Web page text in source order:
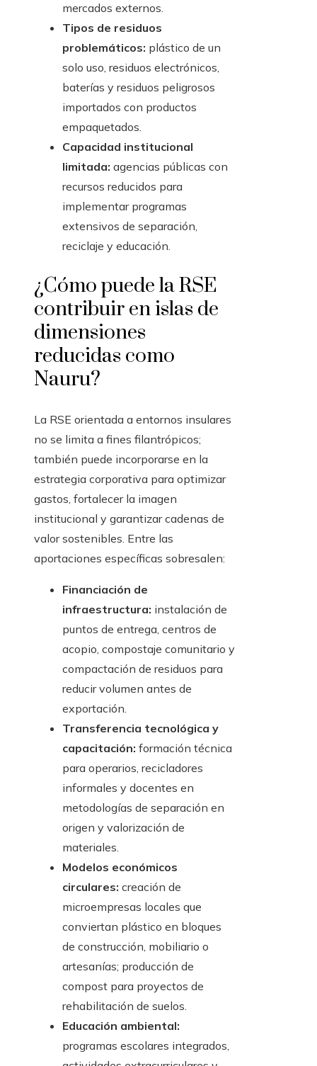
mercados externos.
Tipos de residuos
problemáticos: plástico de un
solo uso, residuos electrónicos,
baterías y residuos peligrosos
importados con productos
empaquetados.
Capacidad institucional
limitada: agencias públicas con
recursos reducidos para
implementar programas
extensivos de separación,
reciclaje y educación.
¿Cómo puede la RSE
contribuir en islas de
dimensiones
reducidas como
Nauru?
La RSE orientada a entornos insulares
no se limita a fines filantrópicos;
también puede incorporarse en la
estrategia corporativa para optimizar
gastos, fortalecer la imagen
institucional y garantizar cadenas de
valor sostenibles. Entre las
aportaciones específicas sobresalen:
Financiación de
infraestructura: instalación de
puntos de entrega, centros de
acopio, compostaje comunitario y
compactación de residuos para
reducir volumen antes de
exportación.
Transferencia tecnológica y
capacitación: formación técnica
para operarios, recicladores
informales y docentes en
metodologías de separación en
origen y valorización de
materiales.
Modelos económicos
circulares: creación de
microempresas locales que
conviertan plástico en bloques
de construcción, mobiliario o
artesanías; producción de
compost para proyectos de
rehabilitación de suelos.
Educación ambiental:
programas escolares integrados,